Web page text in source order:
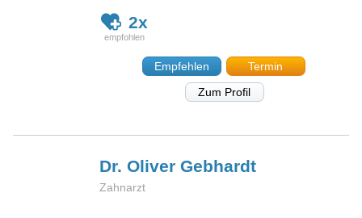
2x
Empfehlen
Termin
Zum Profil
Dr. OliverGebhardt
Zahnarzt